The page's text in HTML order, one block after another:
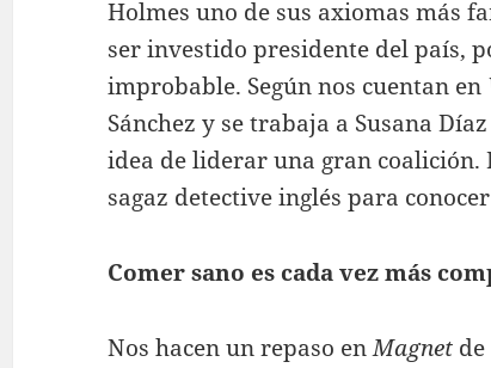
Holmes uno de sus axiomas más
ser investido presidente del país,
improbable. Según nos cuentan en
Sánchez y se trabaja a Susana
idea de liderar una gran coalición.
sagaz detective inglés para
Comer sano es cada vez más
Nos hacen un repaso enMagnet